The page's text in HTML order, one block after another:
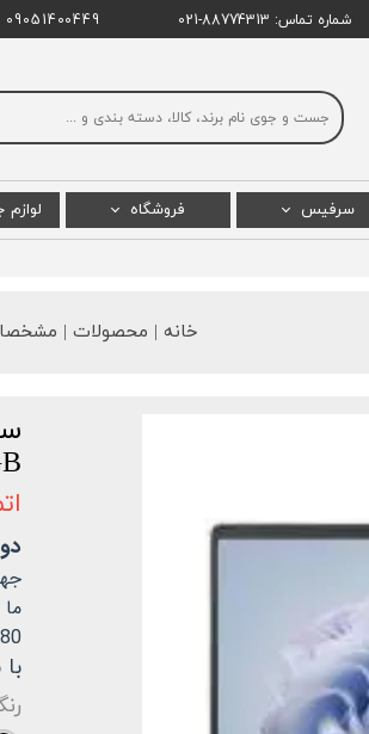
شماره تماس: 88774313-021
سرفیس
سرفیس استودیو
فروشگاه
خانه | محصولات |